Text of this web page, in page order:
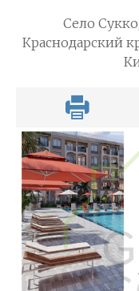
Село
Краснодарский